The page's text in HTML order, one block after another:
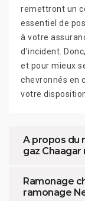
remettront un
essentiel de
à votre
d’incident.
et pour mieux
chevronnés en
votre
A propos du
gaz
Ramonage
ramonage